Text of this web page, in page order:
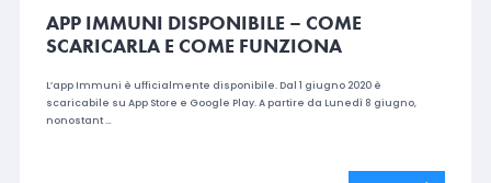
APP IMMUNI DISPONIBILE – COME
SCARICARLA E COME FUNZIONA
L’app Immuni è ufficialmente disponibile. Dal 1 giugno 2020 è
scaricabile su App Store e Google Play. A partire da Lunedì 8 giugno,
nonostant …